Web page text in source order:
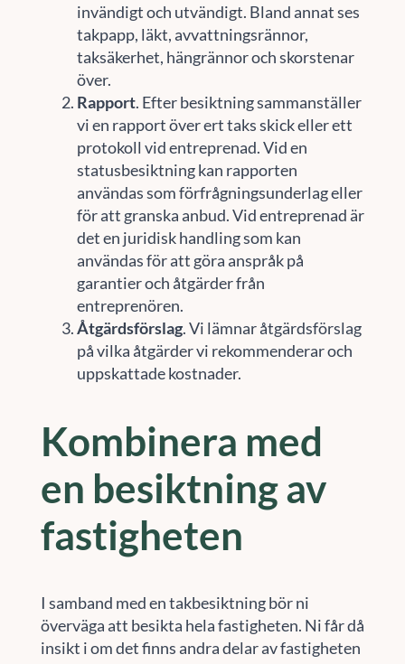
invändigt och utvändigt. Bland annat ses
takpapp, läkt, avvattningsrännor,
taksäkerhet, hängrännor och skorstenar
över.
Rapport. Efter besiktning sammanställer
vi en rapport över ert taks skick eller ett
protokoll vid entreprenad. Vid en
statusbesiktning kan rapporten
användas som förfrågningsunderlag eller
för att granska anbud. Vid entreprenad är
det en juridisk handling som kan
användas för att göra anspråk på
garantier och åtgärder från
entreprenören.
Åtgärdsförslag. Vi lämnar åtgärdsförslag
på vilka åtgärder vi rekommenderar och
uppskattade kostnader.
Kombinera med
en besiktning av
fastigheten
I samband med en takbesiktning bör ni
överväga att besikta hela fastigheten. Ni får då
insikt i om det finns andra delar av fastigheten